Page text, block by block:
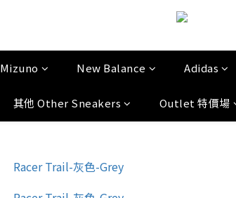
Mizuno New Balance Adidas
其他 Other Sneakers Outlet 特價場